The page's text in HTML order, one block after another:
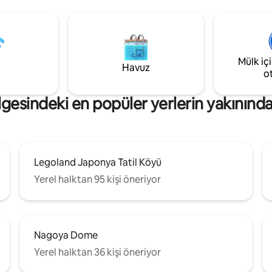
Yoneno
trenle yaklaşık 3 dakika
・ Ücretsiz park yeri
bakkal. -
9 dakika yürüme
Mart
fazla yatak sunduğumuz için
gruplar için mükemmeldir.
süresine bakılmaksızın,
misafir sayısı
verilecektir.
Nakamura Kuyakusho
dakika yürüme mesafesinde 1
kablosuz ve yüksek hızlı★ WIFI
stressiz ★Kışın sıcak zemin
mevcuttur ★Markete 5 dakika
mesafesinde ★3 katlı (2. katta
oturma odası ve yatak odası,
52,81 m² yatak odası) ferah bir
terlik, kulak temizleme
süngeri, tek kullanımlık tıraş
olanaklar sunulmaktadır.
Nintendo Mini, oyuncaklar, TV,
arabası da mevcuttur, bu
★Nagoya İstasyonu'nun batı
taksi ile 500 yen ★Havlu ve yüz
Havuz
Mülk
en popüler yerlerin
Legoland Japonya Tatil Köyü
Yerel halktan 95 kişi öneriyor
Nagoya Dome
Yerel halktan 36 kişi öneriyor